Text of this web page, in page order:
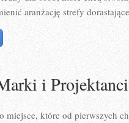
aranżację strefy
i Projektanci
miejsce, które od pierwszych